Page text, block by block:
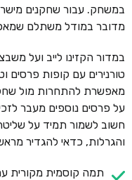
במשחק. עבור שחקנים
מדובר במודל משתלם
במדור הקזינו לייב ועל
טורנירים עם קופות פרסים
מאפשרת להתחרות מול
על פרסים נוספים מעבר
חשוב לשמור תמיד על
והגרלות, כדאי להגדיר
תמה קוסמית מקורית